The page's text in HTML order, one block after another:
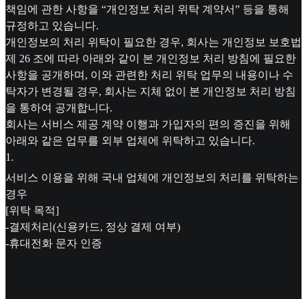
책임에 관한 사항을 “개인정보 처리 위탁 계약서” 등을 통해
규정하고 있습니다.
개인정보의 처리 위탁이 필요한 경우, 회사는 개인정보 보호법
제 26 조에 따라 아래와 같이 본 개인정보 처리 방침에 필요한
사항을 공개하며, 이와 관련한 처리 위탁 업무의 내용이나 수
탁자가 변경될 경우, 회사는 지체 없이 본 개인정보 처리 방침
을 통하여 공개합니다.
회사는 서비스 제공 계약 이행과 가입자의 편의 증진을 위해
아래와 같은 업무를 외부 업체에 위탁하고 있습니다.
1 .
서비스 이용을 위해 국내 업체에 개인정보의 처리를 위탁하는
경우
[위탁 목적]
-결제처리(신용카드, 정상 결제 여부)
-휴대전화 문자 인증